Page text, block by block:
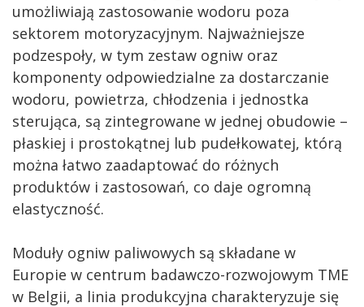
umożliwiają zastosowanie wodoru poza
sektorem motoryzacyjnym. Najważniejsze
podzespoły, w tym zestaw ogniw oraz
komponenty odpowiedzialne za dostarczanie
wodoru, powietrza, chłodzenia i jednostka
sterująca, są zintegrowane w jednej obudowie –
płaskiej i prostokątnej lub pudełkowatej, którą
można łatwo zaadaptować do różnych
produktów i zastosowań, co daje ogromną
elastyczność.
Moduły ogniw paliwowych są składane w
Europie w centrum badawczo-rozwojowym TME
w Belgii, a linia produkcyjna charakteryzuje się